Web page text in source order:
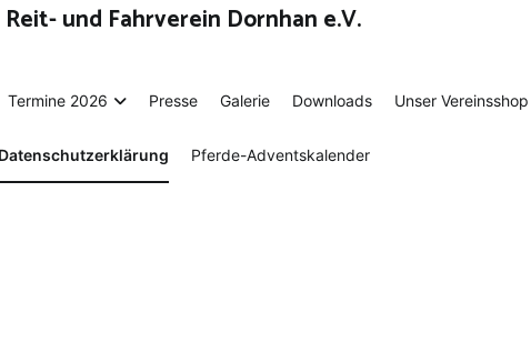
Reit- und Fahrverein Dornhan e.V.
Termine 2026 Presse Galerie Downloads Unser Vereinsshop
Datenschutzerklärung Pferde-Adventskalender